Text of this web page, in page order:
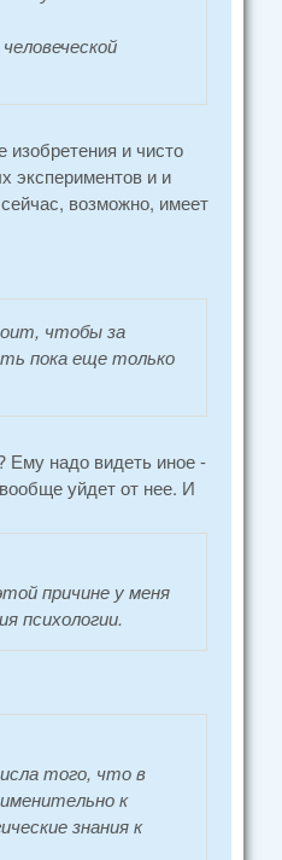
изобретения и чисто
экспериментов и и
возможно, имеет
чтобы за
пока еще только
Ему надо видеть иное -
уйдет от нее. И
причине у меня
психологии.
того, что в
к
знания к